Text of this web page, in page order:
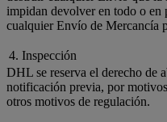
impidan devolver en todo o en
cualquier Envío de Mercancía
4. Inspección
DHL se reserva el derecho de
notificación previa, por
otros motivos de regulación.